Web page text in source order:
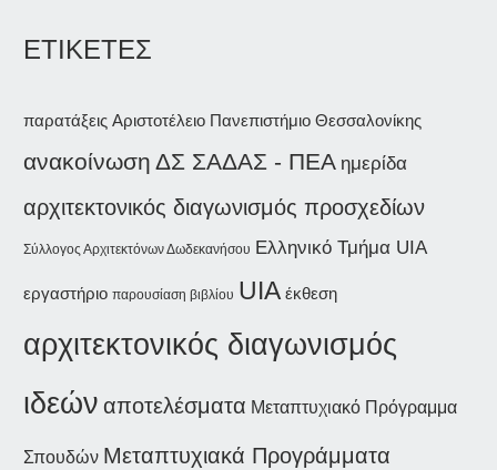
ΕΤΙΚΕΤΕΣ
παρατάξεις Αριστοτέλειο Πανεπιστήμιο Θεσσαλονίκης
ανακοίνωση ΔΣ ΣΑΔΑΣ - ΠΕΑ ημερίδα
αρχιτεκτονικός διαγωνισμός προσχεδίων
Σύλλογος Αρχιτεκτόνων Δωδεκανήσου Ελληνικό Τμήμα UIA
εργαστήριο παρουσίαση βιβλίου UIA έκθεση
αρχιτεκτονικός διαγωνισμός
ιδεών αποτελέσματα Μεταπτυχιακό Πρόγραμμα
Σπουδών Μεταπτυχιακά Προγράμματα